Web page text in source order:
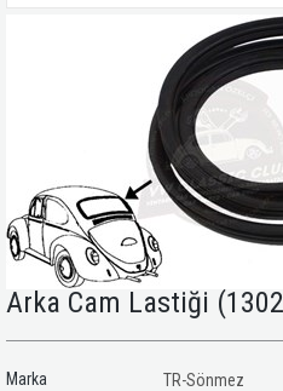
Arka Cam Lastiği
Marka
TR-Sönmez